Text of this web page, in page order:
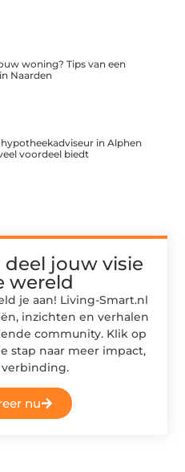
woning? Tips van een
Naarden
in Alphen
voordeel biedt
jouw visie
wereld
je aan! Living-Smart.nl
inzichten en verhalen
community. Klik op
stap naar meer impact,
nu